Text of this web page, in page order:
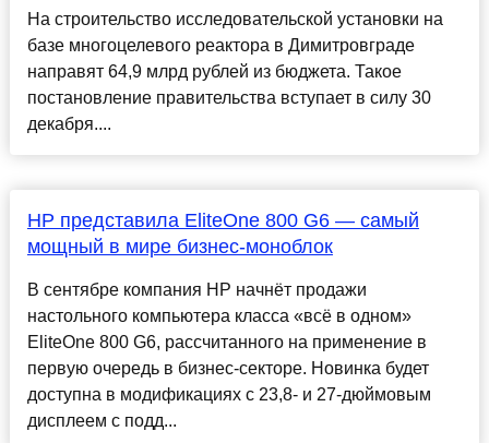
На строительство исследовательской установки на
базе многоцелевого реактора в Димитровграде
направят 64,9 млрд рублей из бюджета. Такое
постановление правительства вступает в силу 30
декабря....
HP представила EliteOne 800 G6 — самый
мощный в мире бизнес-моноблок
В сентябре компания HP начнёт продажи
настольного компьютера класса «всё в одном»
EliteOne 800 G6, рассчитанного на применение в
первую очередь в бизнес-секторе. Новинка будет
доступна в модификациях с 23,8- и 27-дюймовым
дисплеем с подд...